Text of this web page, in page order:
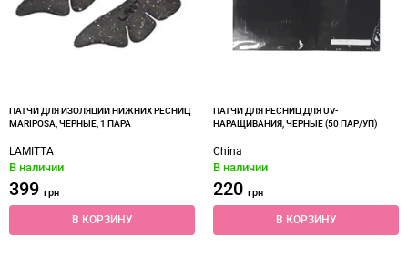
ПАТЧИ ДЛЯ ИЗОЛЯЦИИ НИЖНИХ РЕСНИЦ
MARIPOSA, ЧЕРНЫЕ, 1 ПАРА
LAMITTA
В наличии
399 грн
В КОРЗИНУ
ПАТЧИ ДЛЯ РЕСНИЦ ДЛЯ UV-
НАРАЩИВАНИЯ, ЧЕРНЫЕ (50 ПАР/УП)
China
В наличии
220 грн
В КОРЗИНУ